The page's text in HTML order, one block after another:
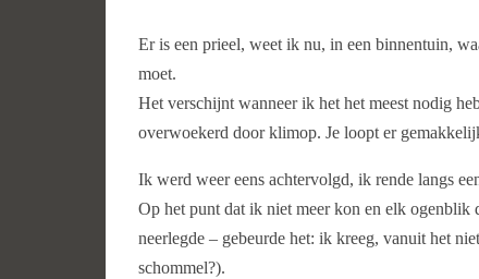
Er is een prieel, weet ik nu, in een binnentuin,
moet.
Het verschijnt wanneer ik het het meest nodig
overwoekerd door klimop. Je loopt er
Ik werd weer eens achtervolgd, ik rende langs
Op het punt dat ik niet meer kon en elk
neerlegde – gebeurde het: ik kreeg, vanuit het
schommel?).